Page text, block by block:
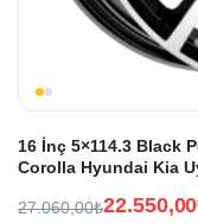
16 İnç 5×114.3 Black
Corolla Hyundai Kia
27.060,00₺22.550,00